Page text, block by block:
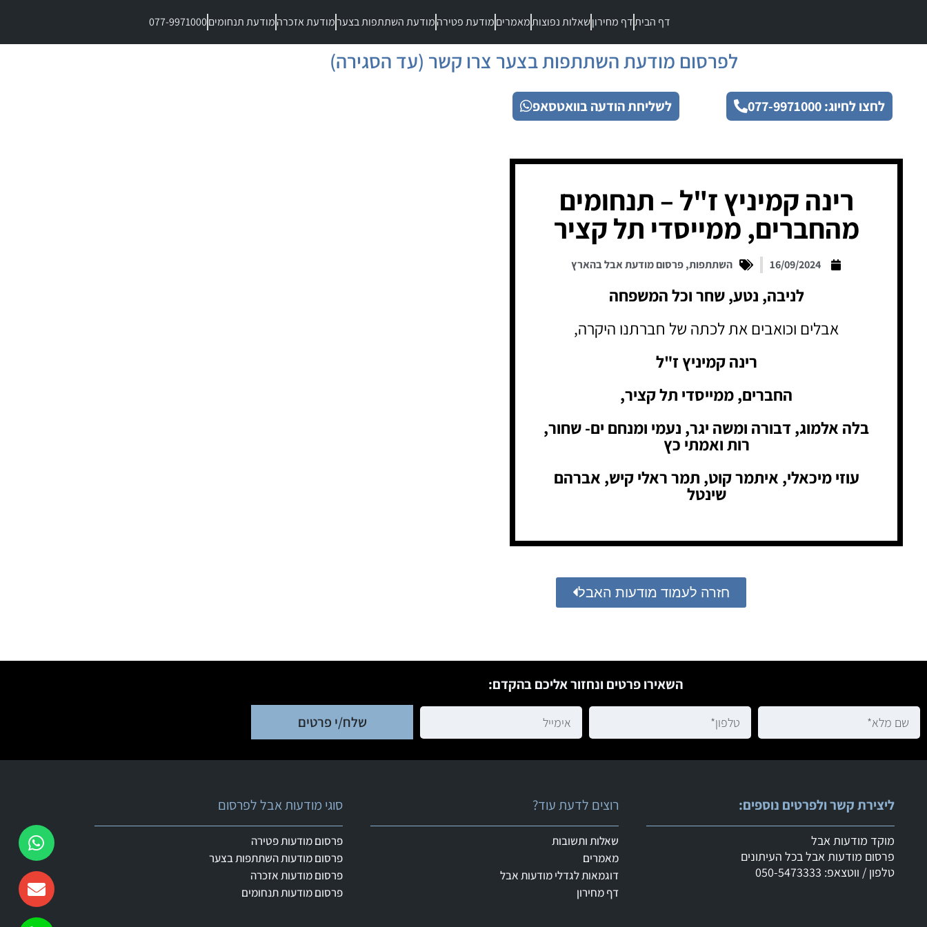
דף הביתדף מחירוןשאלות נפוצותמאמריםמודעת פטירהמודעת השתתפות בצערמודעת אזכרהמודעת תנחומים077-9971000
לפרסום מודעת השתתפות בצער צרו קשר (עד הסגירה)
לחצו לחיוג: 077-9971000 לשליחת הודעה בוואטסאפ
רינה קמיניץ ז"ל – תנחומים
מהחברים, ממייסדי תל קציר
16/09/2024 השתתפות,פרסום מודעת אבל בהארץ
לניבה, נטע, שחר וכל המשפחה
אבלים וכואבים את לכתה של חברתנו היקרה,
רינה קמיניץ ז"ל
החברים, ממייסדי תל קציר,
בלה אלמוג, דבורה ומשה יגר, נעמי ומנחם ים- שחור,
רות ואמתי כץ
עוזי מיכאלי, איתמר קוט, תמר ראלי קיש, אברהם
שינטל
חזרה לעמוד מודעות האבל
השאירו פרטים ונחזור אליכם בהקדם:
שלח/י פרטים
ליצירת קשר ולפרטים נוספים:
מוקד מודעות אבל
פרסום מודעות אבל בכל העיתונים
טלפון / ווטצאפ: 050-5473333
רוצים לדעת עוד?
שאלות ותשובות
מאמרים
דוגמאות לגדלי מודעות אבל
דף מחירון
סוגי מודעות אבל לפרסום
פרסום מודעות פטירה
פרסום מודעות השתתפות בצער
פרסום מודעות אזכרה
פרסום מודעות תנחומים